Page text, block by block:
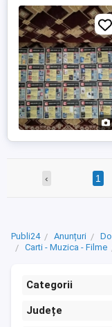
‹ 1
Publi24 Anunțuri
Carti - Muzica - Filme
Categorii
Județe